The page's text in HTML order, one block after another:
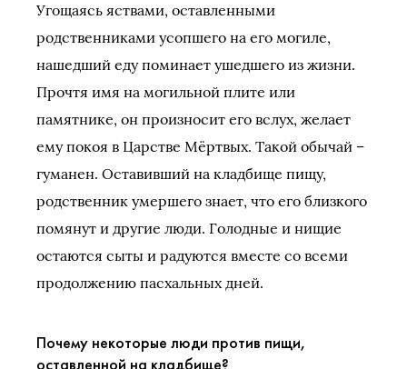
Угощаясь яствами, оставленными
родственниками усопшего на его могиле,
нашедший еду поминает ушедшего из жизни.
Прочтя имя на могильной плите или
памятнике, он произносит его вслух, желает
ему покоя в Царстве Мёртвых. Такой обычай –
гуманен. Оставивший на кладбище пищу,
родственник умершего знает, что его близкого
помянут и другие люди. Голодные и нищие
остаются сыты и радуются вместе со всеми
продолжению пасхальных дней.
Почему некоторые люди против пищи,
оставленной на кладбище?